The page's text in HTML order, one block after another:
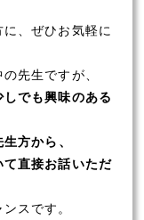
、ぜひお気軽に
先生ですが、
でも興味のある
方から、
て直接お話いただ
スです。